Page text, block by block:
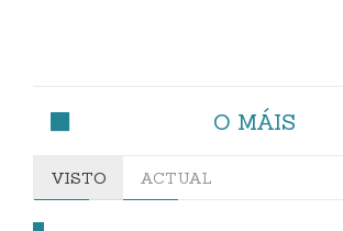
O MÁIS
VISTO ACTUAL